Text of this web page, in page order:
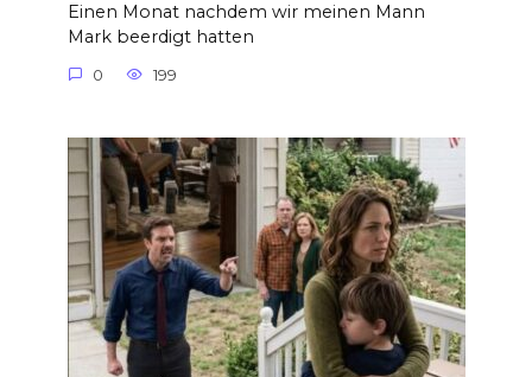
Einen Monat nachdem wir meinen Mann
Mark beerdigt hatten
0 199